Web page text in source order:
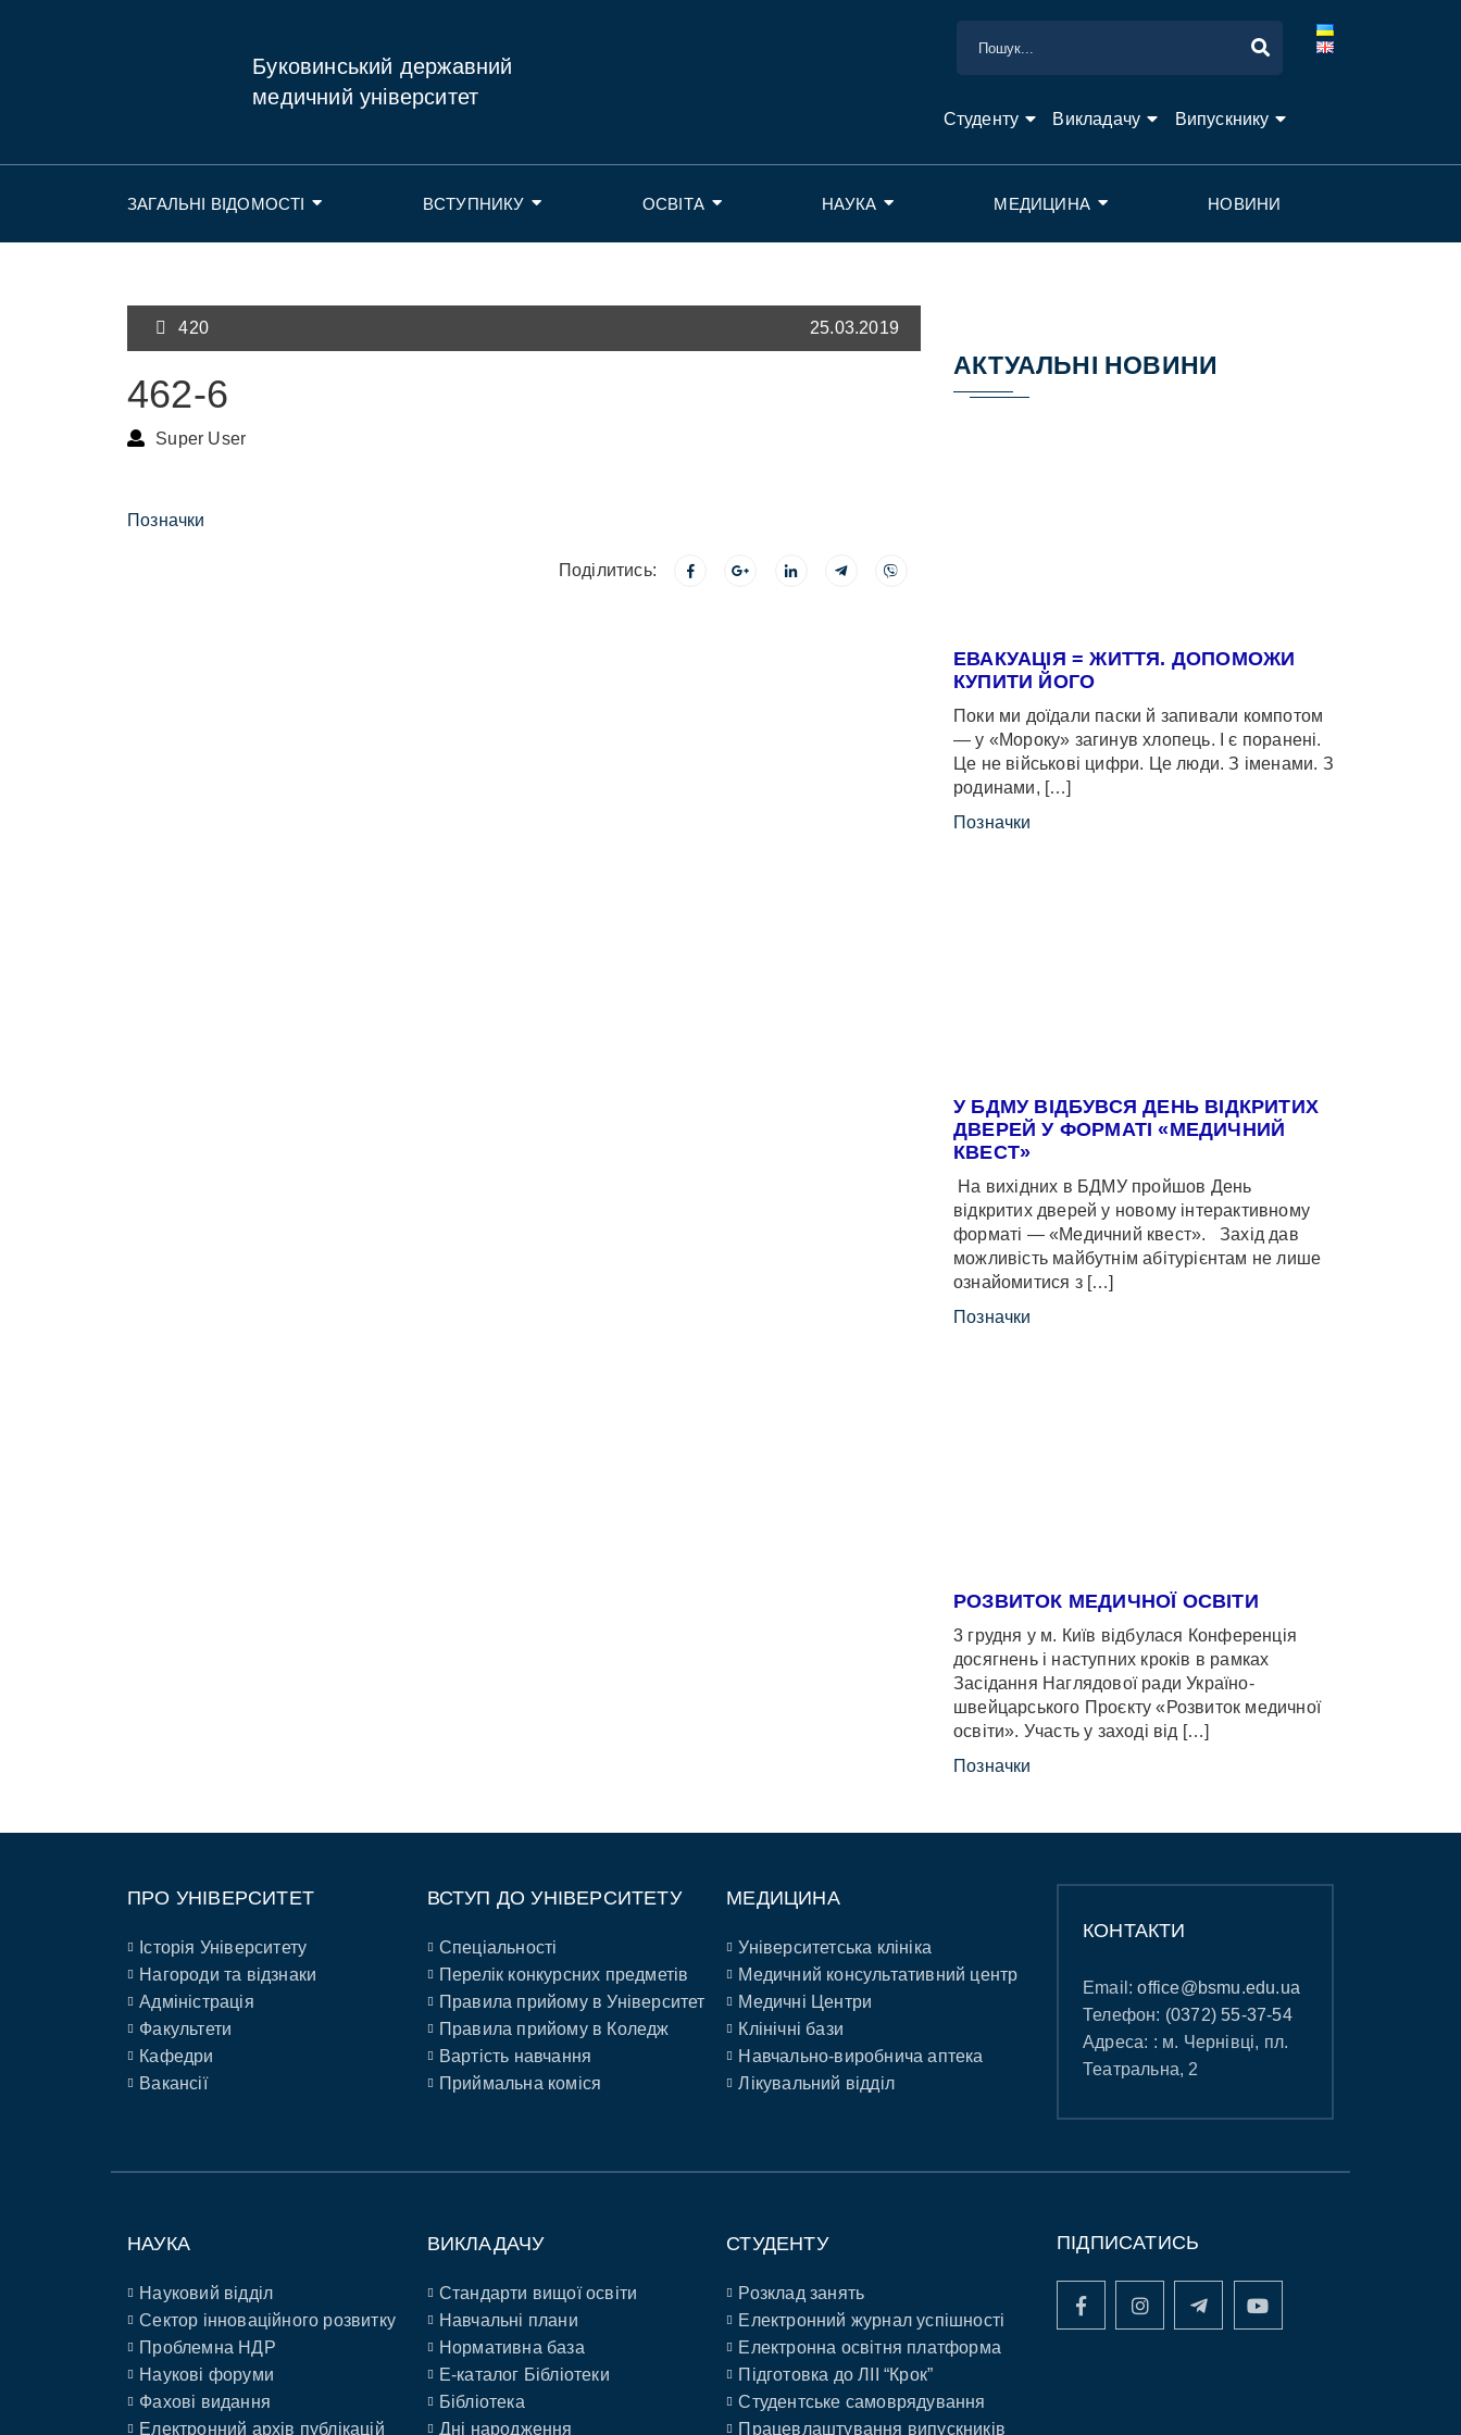
Буковинський державний
медичний університет
Студенту Викладачу Випускнику
ЗАГАЛЬНІ ВІДОМОСТІ ВСТУПНИКУ ОСВІТА НАУКА МЕДИЦИНА НОВИНИ
420 25.03.2019
462-6
Super User
Позначки
Поділитись:
АКТУАЛЬНІ НОВИНИ
ЕВАКУАЦІЯ = ЖИТТЯ. ДОПОМОЖИ
КУПИТИ ЙОГО
Поки ми доїдали паски й запивали компотом
— у «Мороку» загинув хлопець. І є поранені.
Це не військові цифри. Це люди. З іменами. З
родинами, […]
Позначки
У БДМУ ВІДБУВСЯ ДЕНЬ ВІДКРИТИХ
ДВЕРЕЙ У ФОРМАТІ «МЕДИЧНИЙ
КВЕСТ»
На вихідних в БДМУ пройшов День
відкритих дверей у новому інтерактивному
форматі — «Медичний квест». Захід дав
можливість майбутнім абітурієнтам не лише
ознайомитися з […]
Позначки
РОЗВИТОК МЕДИЧНОЇ ОСВІТИ
3 грудня у м. Київ відбулася Конференція
досягнень і наступних кроків в рамках
Засідання Наглядової ради Україно-
швейцарського Проєкту «Розвиток медичної
освіти». Участь у заході від […]
Позначки
ПРО УНІВЕРСИТЕТ
Історія Університету
Нагороди та відзнаки
Адміністрація
Факультети
Кафедри
Вакансії
ВСТУП ДО УНІВЕРСИТЕТУ
Спеціальності
Перелік конкурсних предметів
Правила прийому в Університет
Правила прийому в Коледж
Вартість навчання
Приймальна коміся
МЕДИЦИНА
Університетська клініка
Медичний консультативний центр
Медичні Центри
Клінічні бази
Навчально-виробнича аптека
Лікувальний відділ
КОНТАКТИ
Email:office@bsmu.edu.ua
Телефон: (0372) 55-37-54
Адреса: : м. Чернівці, пл.
Театральна, 2
НАУКА
Науковий відділ
Сектор інноваційного розвитку
Проблемна НДР
Наукові форуми
Фахові видання
Електронний архів публікацій
ВИКЛАДАЧУ
Стандарти вищої освіти
Навчальні плани
Нормативна база
E-каталог Бібліотеки
Бібліотека
Дні народження
СТУДЕНТУ
Розклад занять
Електронний журнал успішності
Електронна освітня платформа
Підготовка до ЛІІ “Крок”
Студентське самоврядування
Працевлаштування випускників
ПІДПИСАТИСЬ